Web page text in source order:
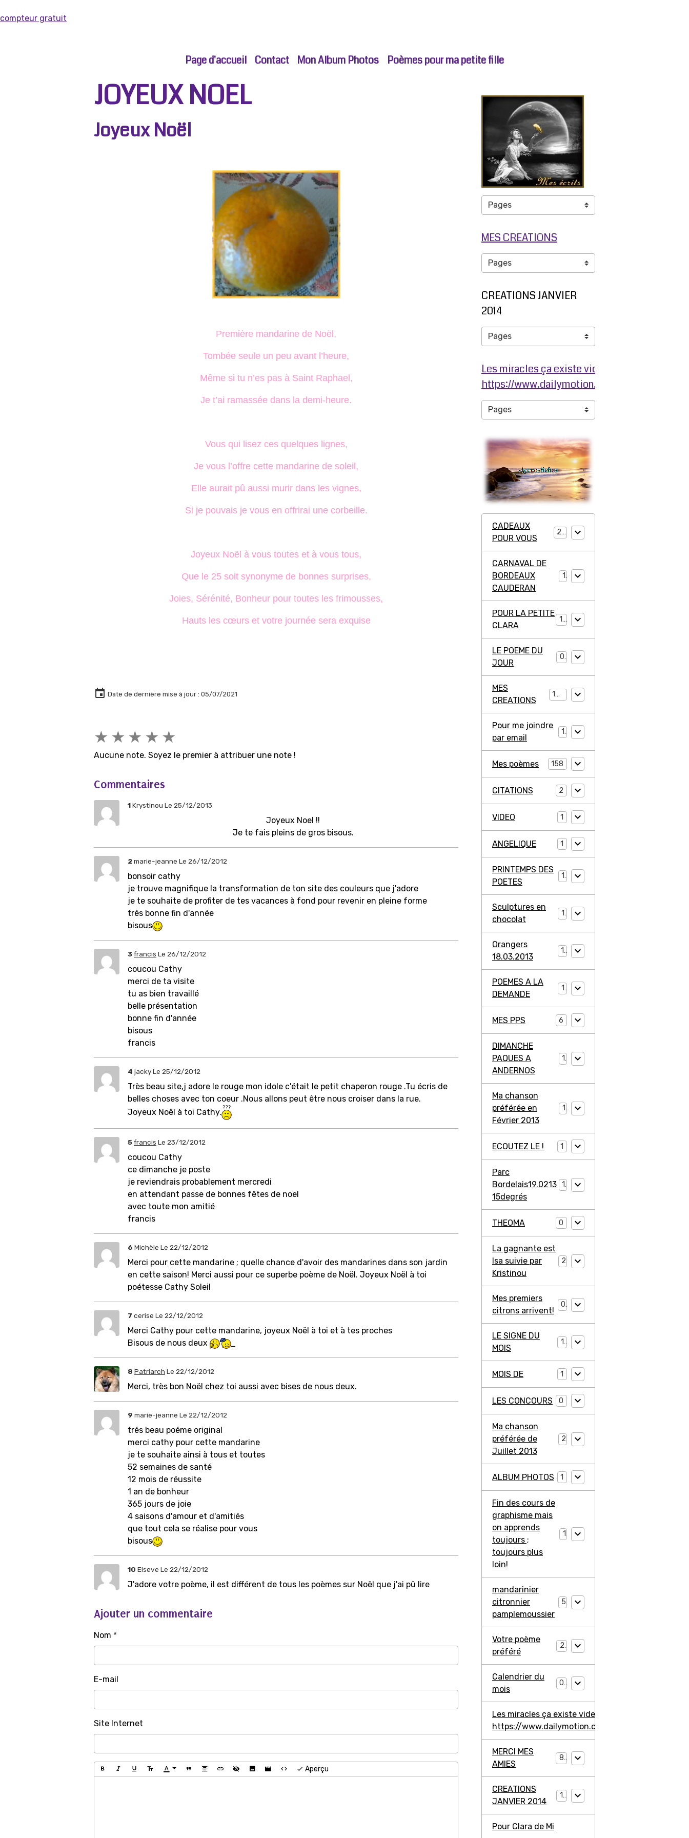
compteur gratuit
Page d'accueil Contact Mon Album Photos Poèmes pour ma petite fille
JOYEUX NOEL
Joyeux Noël
Première mandarine de Noël,
Tombée seule un peu avant l’heure,
Même si tu n’es pas à Saint Raphael,
Je t’ai ramassée dans la demi-heure.
Vous qui lisez ces quelques lignes,
Je vous l’offre cette mandarine de soleil,
Elle aurait pû aussi murir dans les vignes,
Si je pouvais je vous en offrirai une corbeille.
Joyeux Noël à vous toutes et à vous tous,
Que le 25 soit synonyme de bonnes surprises,
Joies, Sérénité, Bonheur pour toutes les frimousses,
Hauts les cœurs et votre journée sera exquise
Date de dernière mise à jour : 05/07/2021
★ ★ ★ ★ ★
Aucune note. Soyez le premier à attribuer une note !
Commentaires
1Krystinou Le 25/12/2013
Joyeux Noel !!
Je te fais pleins de gros bisous.
2marie-jeanne Le 26/12/2012
bonsoir cathy
je trouve magnifique la transformation de ton site des couleurs que j'adore
je te souhaite de profiter de tes vacances à fond pour revenir en pleine forme
trés bonne fin d'année
bisous
3francis Le 26/12/2012
coucou Cathy
merci de ta visite
tu as bien travaillé
belle présentation
bonne fin d'année
bisous
francis
4 jackyLe 25/12/2012
Très beau site,j adore le rouge mon idole c'était le petit chaperon rouge .Tu écris de
belles choses avec ton coeur .Nous allons peut être nous croiser dans la rue.
Joyeux Noêl à toi Cathy.
5francis Le 23/12/2012
coucou Cathy
ce dimanche je poste
je reviendrais probablement mercredi
en attendant passe de bonnes fêtes de noel
avec toute mon amitié
francis
6 Michèle Le 22/12/2012
Merci pour cette mandarine ; quelle chance d'avoir des mandarines dans son jardin
en cette saison! Merci aussi pour ce superbe poème de Noël. Joyeux Noël à toi
poétesse Cathy Soleil
7 cerise Le 22/12/2012
Merci Cathy pour cette mandarine, joyeux Noël à toi et à tes proches
Bisous de nous deux
8 Patriarch Le 22/12/2012
Merci, très bon Noël chez toi aussi avec bises de nous deux.
9 marie-jeanne Le 22/12/2012
trés beau poéme original
merci cathy pour cette mandarine
je te souhaite ainsi à tous et toutes
52 semaines de santé
12 mois de réussite
1 an de bonheur
365 jours de joie
4 saisons d'amour et d'amitiés
que tout cela se réalise pour vous
bisous
10 Elseve Le 22/12/2012
J'adore votre poème, il est différent de tous les poèmes sur Noël que j'ai pû lire
Ajouter un commentaire
Nom
E-mail
Site Internet
Aperçu
MES CREATIONS
CREATIONS JANVIER
2014
Les miracles ça existe video ma jambe avant
https://www.dailymotion.com/video/
CADEAUX
POUR VOUS
20
CARNAVAL DE
BORDEAUX
CAUDERAN
1
POUR LA PETITE
CLARA
11
LE POEME DU
JOUR
0
MES
CREATIONS
194
Pour me joindre
par email
1
Mes poèmes 158
CITATIONS 2
VIDEO 1
ANGELIQUE 1
PRINTEMPS DES
POETES
1
Sculptures en
chocolat
1
Orangers
18.03.2013
1
POEMES A LA
DEMANDE
1
MES PPS 6
DIMANCHE
PAQUES A
ANDERNOS
1
Ma chanson
préférée en
Février 2013
1
ECOUTEZ LE ! 1
Parc
Bordelais19.0213
15degrés
1
THEOMA 0
La gagnante est
Isa suivie par
Kristinou
2
Mes premiers
citrons arrivent!
0
LE SIGNE DU
MOIS
1
MOIS DE 1
LES CONCOURS 0
Ma chanson
préférée de
Juillet 2013
2
ALBUM PHOTOS 1
Fin des cours de
graphisme mais
on apprends
toujours ;
toujours plus
loin!
1
mandarinier
citronnier
pamplemoussier
5
Votre poème
préféré
2
Calendrier du
mois
0
Les miracles ça existe video ma jambe avant
https://www.dailymotion.com/video/
MERCI MES
AMIES
8
CREATIONS
JANVIER 2014
11
Pour Clara de Mi